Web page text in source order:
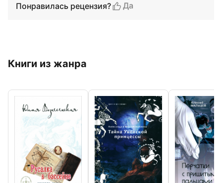
Понравилась рецензия?
Да
Книги из жанра